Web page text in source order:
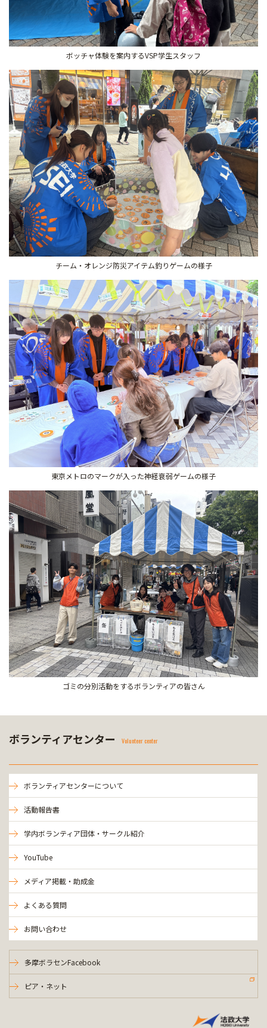
ボッチャ体験を案内するVSP学生スタッフ
チーム・オレンジ防災アイテム釣りゲームの様子
東京メトロのマークが入った神経衰弱ゲームの様子
ゴミの分別活動をするボランティアの皆さん
ボランティアセンター Volunteer center
ボランティアセンターについて
活動報告書
学内ボランティア団体・サークル紹介
YouTube
メディア掲載・助成金
よくある質問
お問い合わせ
多摩ボラセンFacebook
ピア・ネット